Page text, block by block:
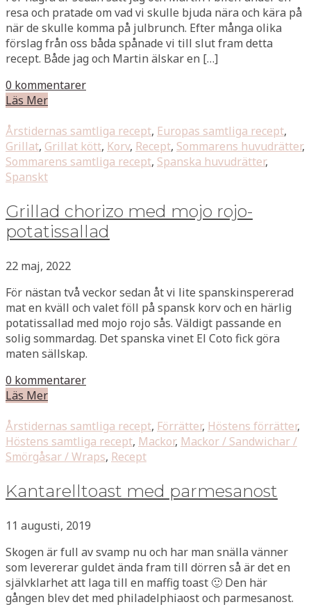
resa och pratade om vad vi skulle bjuda nära och kära på
när de skulle komma på julbrunch. Efter många olika
förslag från oss båda spånade vi till slut fram detta
recept. Både jag och Martin älskar en […]
0 kommentarer
Läs Mer
Årstidernas samtliga recept, Europas samtliga recept,
Grillat, Grillat kött, Korv, Recept, Sommarens huvudrätter,
Sommarens samtliga recept, Spanska huvudrätter,
Spanskt
Grillad chorizo med mojo rojo-
potatissallad
22 maj, 2022
För nästan två veckor sedan åt vi lite spanskinspererad
mat en kväll och valet föll på spansk korv och en härlig
potatissallad med mojo rojo sås. Väldigt passande en
solig sommardag. Det spanska vinet El Coto fick göra
maten sällskap.
0 kommentarer
Läs Mer
Årstidernas samtliga recept, Förrätter, Höstens förrätter,
Höstens samtliga recept, Mackor, Mackor / Sandwichar /
Smörgåsar / Wraps, Recept
Kantarelltoast med parmesanost
11 augusti, 2019
Skogen är full av svamp nu och har man snälla vänner
som levererar guldet ända fram till dörren så är det en
självklarhet att laga till en maffig toast 🙂 Den här
gången blev det med philadelphiaost och parmesanost.